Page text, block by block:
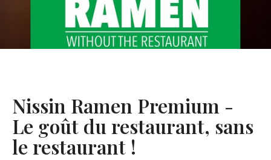
De Nous
FAQ
Nissin Ramen Premium -
Le goût du restaurant, sans
le restaurant !